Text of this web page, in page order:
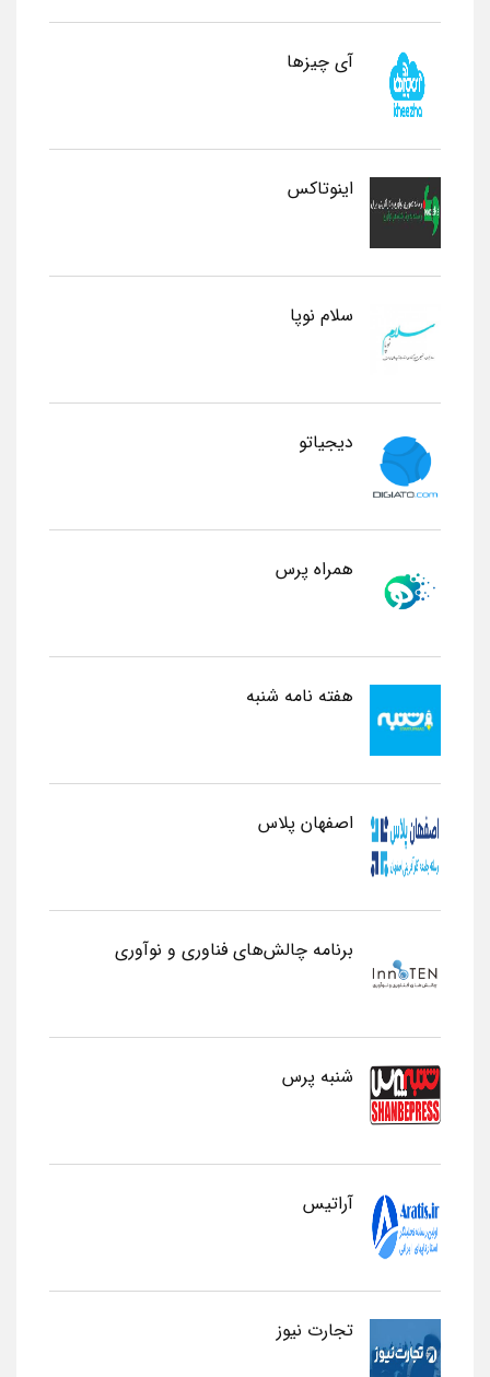
آی چیزها
اینوتاکس
سلام نوپا
دیجیاتو
همراه پرس
هفته نامه شنبه
اصفهان پلاس
برنامه چالش‌های فناوری و نوآوری
شنبه پرس
آراتیس
تجارت نیوز